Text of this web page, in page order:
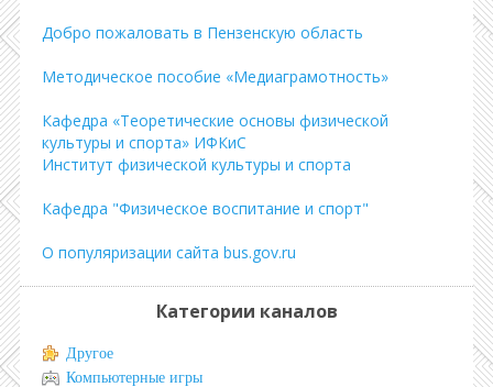
Добро пожаловать в Пензенскую область
Методическое пособие «Медиаграмотность»
Кафедра «Теоретические основы физической
культуры и спорта» ИФКиС
Институт физической культуры и спорта
Кафедра "Физическое воспитание и спорт"
О популяризации сайта bus.gov.ru
Категории каналов
Другое
Компьютерные игры